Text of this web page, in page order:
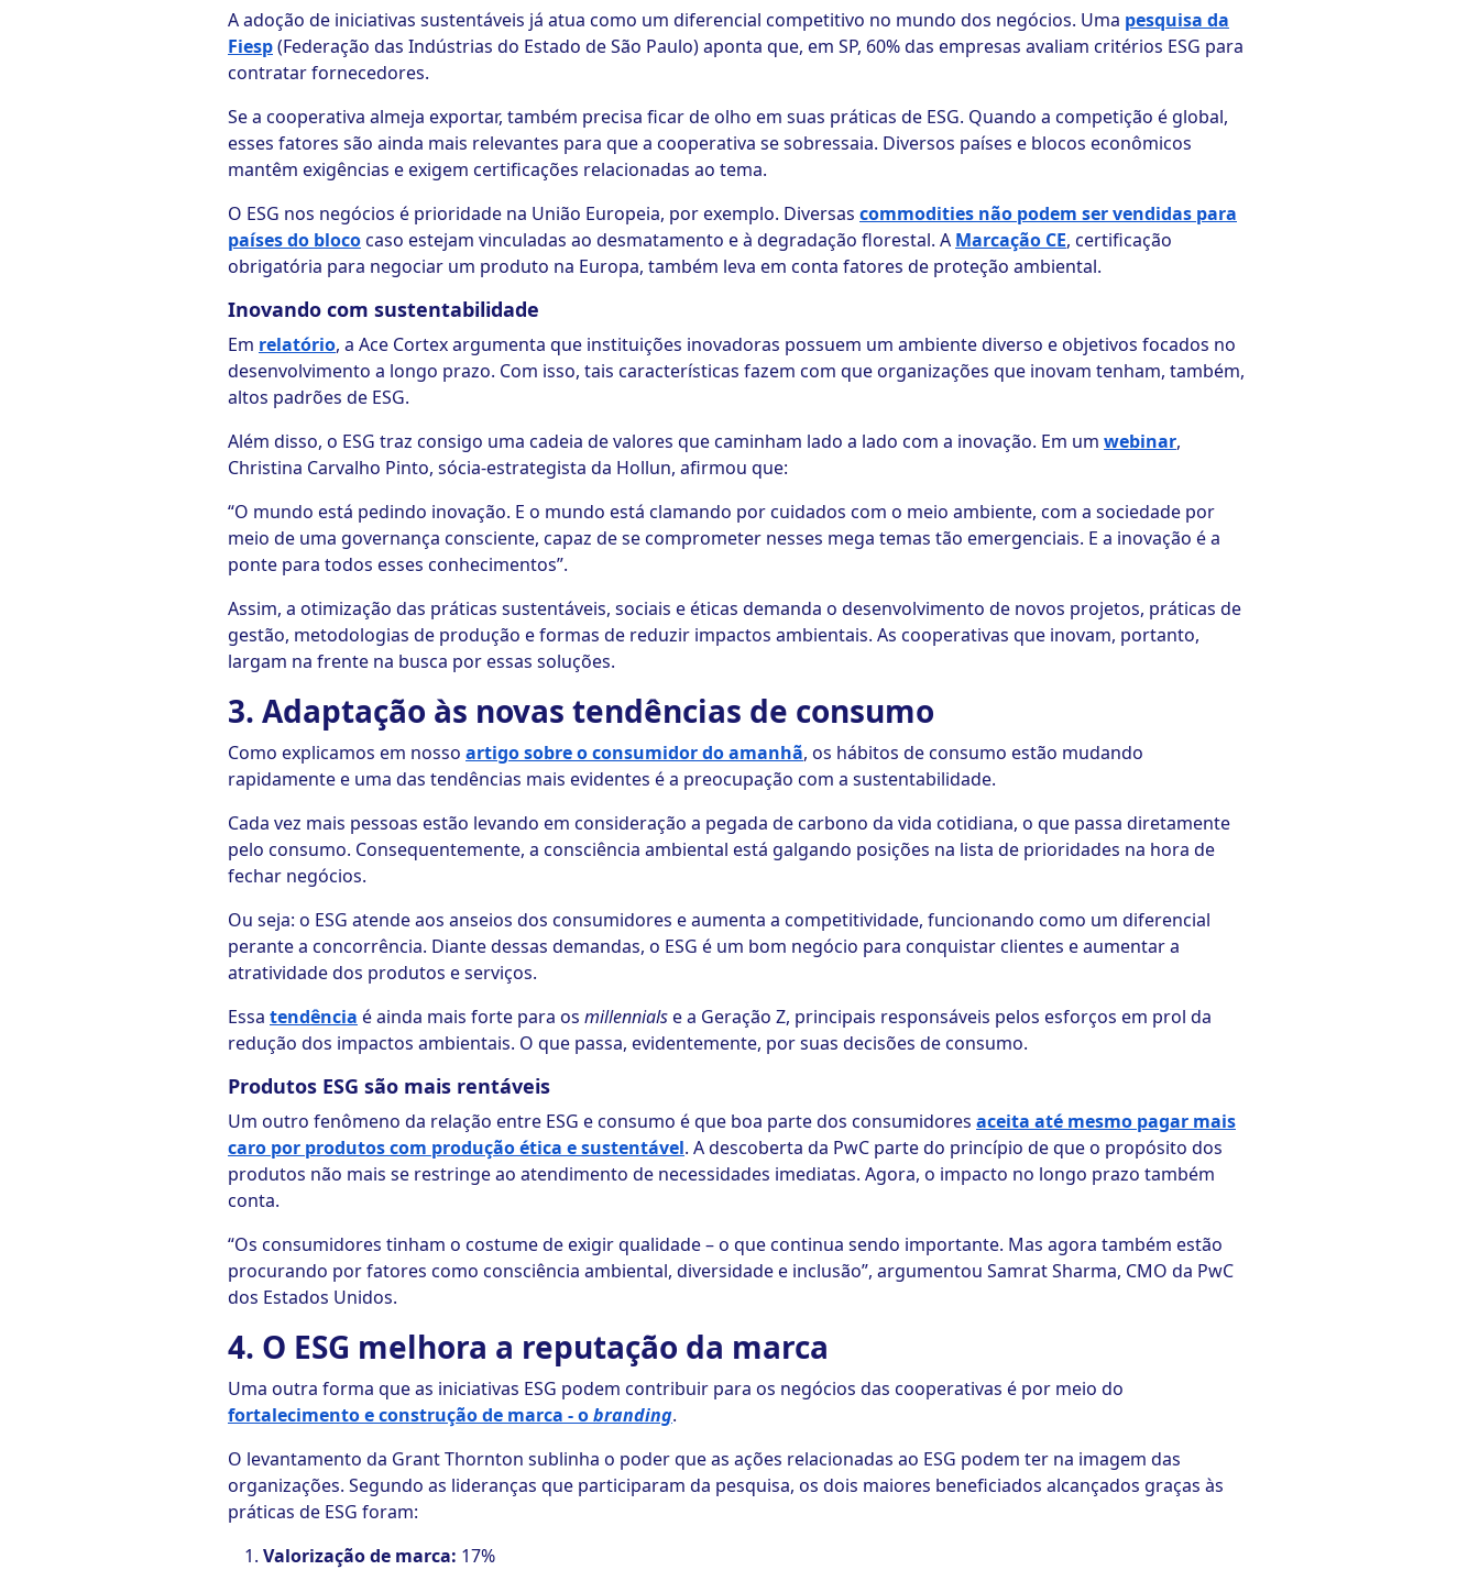
A adoção de iniciativas sustentáveis já atua como um diferencial competitivo no mundo dos negócios. Uma pesquisa da
Fiesp(Federação das Indústrias do Estado de São Paulo) aponta que, em SP, 60% das empresas avaliam critérios ESG para
contratar fornecedores.
Se a cooperativa almeja exportar, também precisa ficar de olho em suas práticas de ESG. Quando a competição é global,
esses fatores são ainda mais relevantes para que a cooperativa se sobressaia. Diversos países e blocos econômicos
mantêm exigências e exigem certificações relacionadas ao tema.
O ESG nos negócios é prioridade na União Europeia, por exemplo. Diversas commodities não podem ser vendidas para
países do blococaso estejam vinculadas ao desmatamento e à degradação florestal. A Marcação CE, certificação
obrigatória para negociar um produto na Europa, também leva em conta fatores de proteção ambiental.
Inovando com sustentabilidade
Em relatório, a Ace Cortex argumenta que instituições inovadoras possuem um ambiente diverso e objetivos focados no
desenvolvimento a longo prazo. Com isso, tais características fazem com que organizações que inovam tenham, também,
altos padrões de ESG.
Além disso, o ESG traz consigo uma cadeia de valores que caminham lado a lado com a inovação. Em um webinar,
Christina Carvalho Pinto, sócia-estrategista da Hollun, afirmou que:
“O mundo está pedindo inovação. E o mundo está clamando por cuidados com o meio ambiente, com a sociedade por
meio de uma governança consciente, capaz de se comprometer nesses mega temas tão emergenciais. E a inovação é a
ponte para todos esses conhecimentos”.
Assim, a otimização das práticas sustentáveis, sociais e éticas demanda o desenvolvimento de novos projetos, práticas de
gestão, metodologias de produção e formas de reduzir impactos ambientais. As cooperativas que inovam, portanto,
largam na frente na busca por essas soluções.
3. Adaptação às novas tendências de consumo
Como explicamos em nosso artigo sobre o consumidor do amanhã, os hábitos de consumo estão mudando
rapidamente e uma das tendências mais evidentes é a preocupação com a sustentabilidade.
Cada vez mais pessoas estão levando em consideração a pegada de carbono da vida cotidiana, o que passa diretamente
pelo consumo. Consequentemente, a consciência ambiental está galgando posições na lista de prioridades na hora de
fechar negócios.
Ou seja: o ESG atende aos anseios dos consumidores e aumenta a competitividade, funcionando como um diferencial
perante a concorrência. Diante dessas demandas, o ESG é um bom negócio para conquistar clientes e aumentar a
atratividade dos produtos e serviços.
Essa tendência é ainda mais forte para os millennialse a Geração Z, principais responsáveis pelos esforços em prol da
redução dos impactos ambientais. O que passa, evidentemente, por suas decisões de consumo.
Produtos ESG são mais rentáveis
Um outro fenômeno da relação entre ESG e consumo é que boa parte dos consumidores aceita até mesmo pagar mais
caro por produtos com produção ética e sustentável. A descoberta da PwC parte do princípio de que o propósito dos
produtos não mais se restringe ao atendimento de necessidades imediatas. Agora, o impacto no longo prazo também
conta.
“Os consumidores tinham o costume de exigir qualidade – o que continua sendo importante. Mas agora também estão
procurando por fatores como consciência ambiental, diversidade e inclusão”, argumentou Samrat Sharma, CMO da PwC
dos Estados Unidos.
4. O ESG melhora a reputação da marca
Uma outra forma que as iniciativas ESG podem contribuir para os negócios das cooperativas é por meio do
fortalecimento e construção de marca - obranding.
O levantamento da Grant Thornton sublinha o poder que as ações relacionadas ao ESG podem ter na imagem das
organizações. Segundo as lideranças que participaram da pesquisa, os dois maiores beneficiados alcançados graças às
práticas de ESG foram:
Valorização de marca: 17%